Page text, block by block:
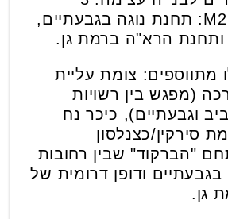
תחנות המטרו M2: תחנת נוגה בגבעתיים,
ותחנת הרא"ה ברמת גן.
מתווספים: צומת עליית
(מפגש בין רשויות
וגבעתיים), כיכר נח
סירקין/כצנלסון
"הברקוד" שבין רחובות
בגבעתיים ודופן דרומית של
גן.